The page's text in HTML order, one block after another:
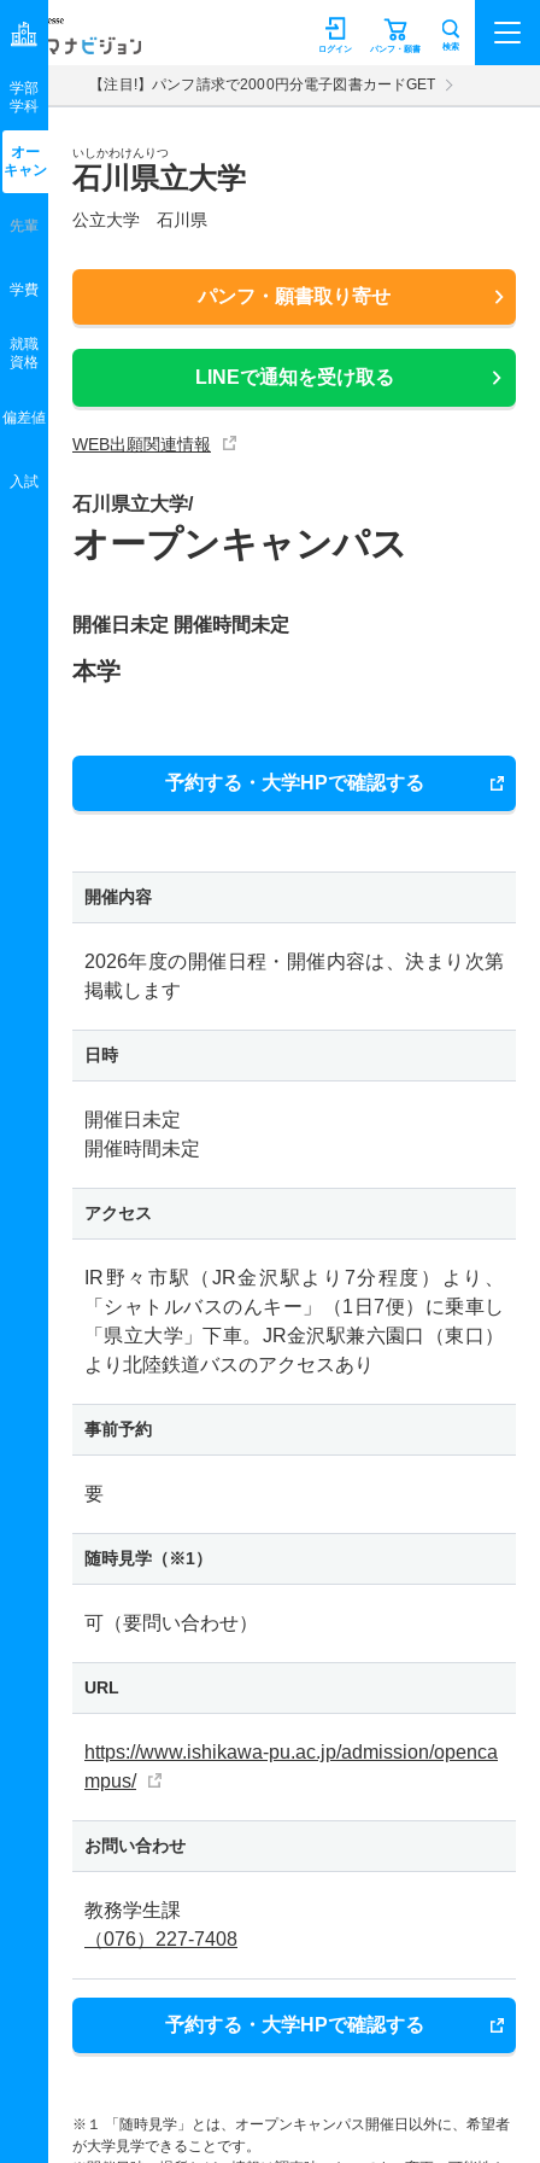
マナビジョン パンフ・願書
ログイン 検索
【注目!】パンフ請求で2000円分電子図書カードGET
いしかわけんりつ
石川県立大学
公立大学 石川県
パンフ・願書取り寄せ
LINEで通知を受け取る
WEB出願関連情報
学部
学科
オー
キャン
先輩
学費
就職
資格
偏差値
入試
石川県立大学/
オープンキャンパス
開催日未定 開催時間未定
本学
予約する・大学HPで確認する
開催内容
2026年度の開催日程・開催内容は、決まり次第
掲載します
日時
開催日未定
開催時間未定
アクセス
IR野々市駅（JR金沢駅より7分程度）より、
「シャトルバスのんキー」（1日7便）に乗車し
「県立大学」下車。JR金沢駅兼六園口（東口）
より北陸鉄道バスのアクセスあり
事前予約
要
随時見学（※1）
可（要問い合わせ）
URL
https://www.ishikawa-pu.ac.jp/admission/openca
mpus/
お問い合わせ
教務学生課
（076）227-7408
予約する・大学HPで確認する
※１ 「随時見学」とは、オープンキャンパス開催日以外に、希望者
が大学見学できることです。